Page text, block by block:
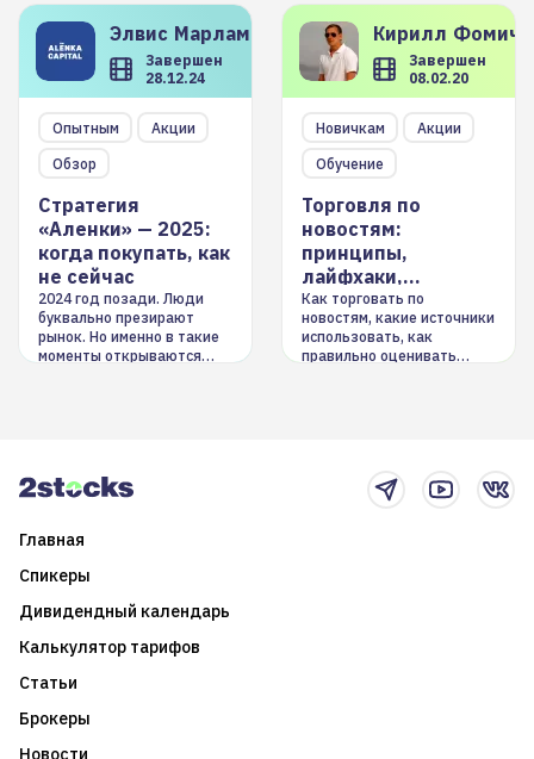
Элвис Марламов
Завершен
28.12.24
Опытным
Акции
Обзор
Стратегия
«Аленки» — 2025:
когда покупать, как
не сейчас
2024 год позади. Люди
буквально презирают
рынок. Но именно в такие
моменты открываются
Кирилл
Завершен
08.02.20
Новичкам
Акции
Обучение
Торговля по
новостям:
принципы,
лайфхаки,
инструменты
Как торговать по
новостям, какие источники
использовать, как
правильно оценивать
Главная
Спикеры
Дивидендный календарь
Калькулятор тарифов
Статьи
Брокеры
Новости